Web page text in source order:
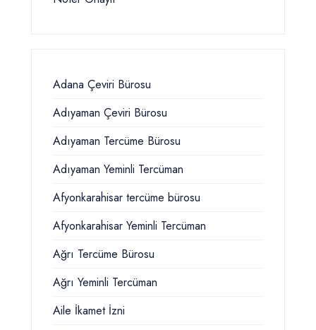
Adana Çeviri Bürosu
Adıyaman Çeviri Bürosu
Adıyaman Tercüme Bürosu
Adıyaman Yeminli Tercüman
Afyonkarahisar tercüme bürosu
Afyonkarahisar Yeminli Tercüman
Ağrı Tercüme Bürosu
Ağrı Yeminli Tercüman
Aile İkamet İzni